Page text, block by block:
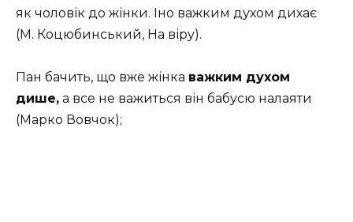
як чоловік до жінки. Іно важким духом дихає
(М. Коцюбинський, На віру).
Пан бачить, що вже жінка важким духом
дише, а все не важиться він бабусю налаяти
(Марко Вовчок);